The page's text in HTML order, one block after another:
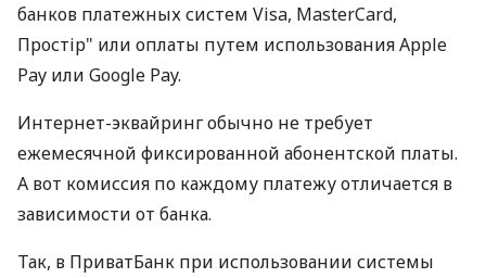
банков платежных систем Visa, MasterCard,
Простір" или оплаты путем использования Apple
Pay или Google Pay.
Интернет-эквайринг обычно не требует
ежемесячной фиксированной абонентской платы.
А вот комиссия по каждому платежу отличается в
зависимости от банка.
Так, в ПриватБанк при использовании системы